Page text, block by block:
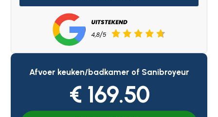
Afvoer keuken/badkamer of Sanibroyeur
€ 169.50